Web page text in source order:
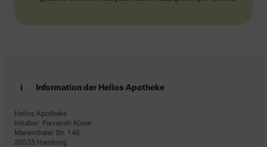
Information der Helios Apotheke
Helios Apotheke
Inhaber: Parvaneh Küper
Marienthaler Str. 148
20535 Hamburg